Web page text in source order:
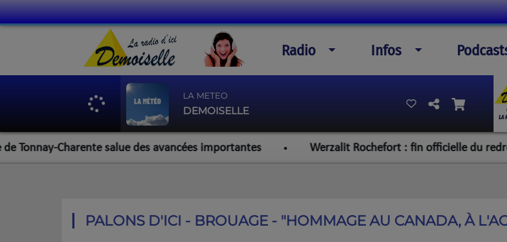
Radio Infos
LA METEO
DEMOISELLE
Charente salue des avancées importantes Werzalit Rochefort : fin officielle du
PALONS D'ICI - BROUAGE - "HOMMAGE AU CANADA, À